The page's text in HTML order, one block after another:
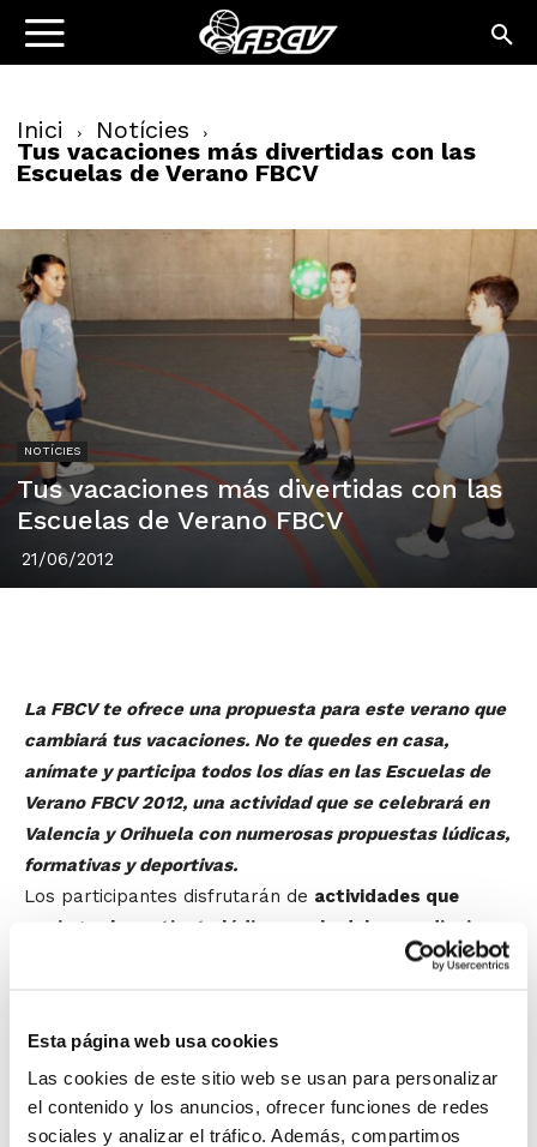
Esta página web usa cookies
Las cookies de este sitio web se usan para personalizar
el contenido y los anuncios, ofrecer funciones de redes
sociales y analizar el tráfico. Además, compartimos
Inici Notícies
Tus vacaciones más divertidas con las
Escuelas de Verano FBCV
NOTÍCIES
Tus vacaciones más divertidas con las
Escuelas de Verano FBCV
21/06/2012
La FBCV te ofrece una propuesta para este verano que
cambiará tus vacaciones. No te quedes en casa,
anímate y participa todos los días en las Escuelas de
Verano FBCV 2012, una actividad que se celebrará en
Valencia y Orihuela con numerosas propuestas lúdicas,
formativas y deportivas.
Los participantes disfrutarán de actividades que
conjugan la vertiente lúdica con la del aprendizaje
Bajo la dirección de personal altamente cualificado, los
manualidades, además de otro tipo de actividades
lúdicas que podrán ser completadas con un
refrescante baño.